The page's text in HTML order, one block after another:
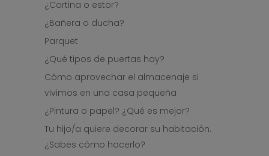
¿Cortina o estor?
¿Bañera o ducha?
Parquet
¿Qué tipos de puertas hay?
Cómo aprovechar el almacenaje si
vivimos en una casa pequeña
¿Pintura o papel? ¿Qué es mejor?
Tu hijo/a quiere decorar su habitación.
¿Sabes cómo hacerlo?